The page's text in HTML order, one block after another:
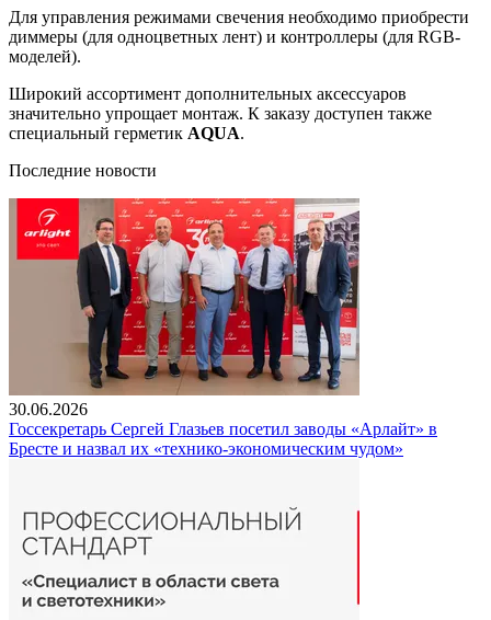
Для управления режимами свечения необходимо приобрести
диммеры (для одноцветных лент) и контроллеры (для RGB-
моделей).
Широкий ассортимент дополнительных аксессуаров
значительно упрощает монтаж. К заказу доступен также
специальный герметик AQUA.
Последние новости
30.06.2026
Госсекретарь Сергей Глазьев посетил заводы «Арлайт» в
Бресте и назвал их «технико-экономическим чудом»